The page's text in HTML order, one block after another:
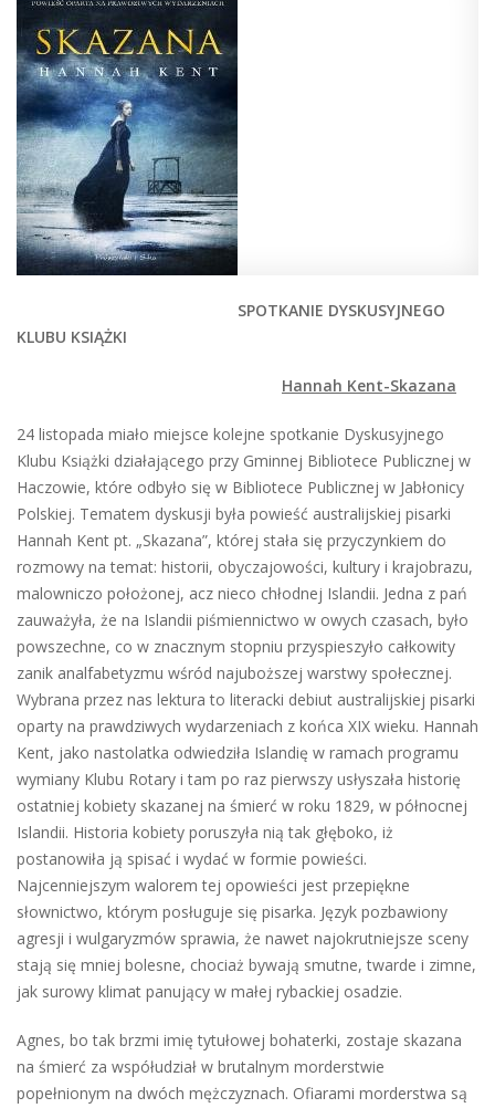
SPOTKANIE DYSKUSYJNEGO
KLUBU KSIĄŻKI
Hannah Kent-Skazana
24 listopada miało miejsce kolejne spotkanie Dyskusyjnego
Klubu Książki działającego przy Gminnej Bibliotece Publicznej w
Haczowie, które odbyło się w Bibliotece Publicznej w Jabłonicy
Polskiej. Tematem dyskusji była powieść australijskiej pisarki
Hannah Kent pt. „Skazana”, której stała się przyczynkiem do
rozmowy na temat: historii, obyczajowości, kultury i krajobrazu,
malowniczo położonej, acz nieco chłodnej Islandii. Jedna z pań
zauważyła, że na Islandii piśmiennictwo w owych czasach, było
powszechne, co w znacznym stopniu przyspieszyło całkowity
zanik analfabetyzmu wśród najuboższej warstwy społecznej.
Wybrana przez nas lektura to literacki debiut australijskiej pisarki
oparty na prawdziwych wydarzeniach z końca XIX wieku. Hannah
Kent, jako nastolatka odwiedziła Islandię w ramach programu
wymiany Klubu Rotary i tam po raz pierwszy usłyszała historię
ostatniej kobiety skazanej na śmierć w roku 1829, w północnej
Islandii. Historia kobiety poruszyła nią tak głęboko, iż
postanowiła ją spisać i wydać w formie powieści.
Najcenniejszym walorem tej opowieści jest przepiękne
słownictwo, którym posługuje się pisarka. Język pozbawiony
agresji i wulgaryzmów sprawia, że nawet najokrutniejsze sceny
stają się mniej bolesne, chociaż bywają smutne, twarde i zimne,
jak surowy klimat panujący w małej rybackiej osadzie.
Agnes, bo tak brzmi imię tytułowej bohaterki, zostaje skazana
na śmierć za współudział w brutalnym morderstwie
popełnionym na dwóch mężczyznach. Ofiarami morderstwa są